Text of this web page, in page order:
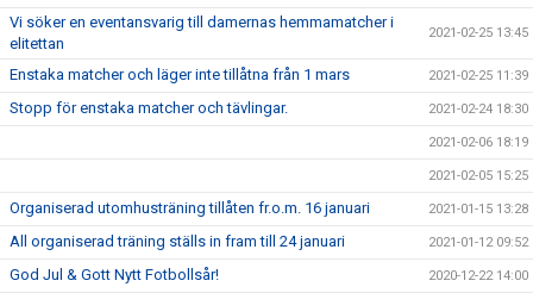
Vi söker en eventansvarig till damernas hemmamatcher i
elitettan
2021-02-25 13:45
Enstaka matcher och läger inte tillåtna från 1 mars 2021-02-25 11:39
Stopp för enstaka matcher och tävlingar. 2021-02-24 18:30
2021-02-06 18:19
2021-02-05 15:25
Organiserad utomhusträning tillåten fr.o.m. 16 januari 2021-01-15 13:28
All organiserad träning ställs in fram till 24 januari 2021-01-12 09:52
God Jul & Gott Nytt Fotbollsår! 2020-12-22 14:00